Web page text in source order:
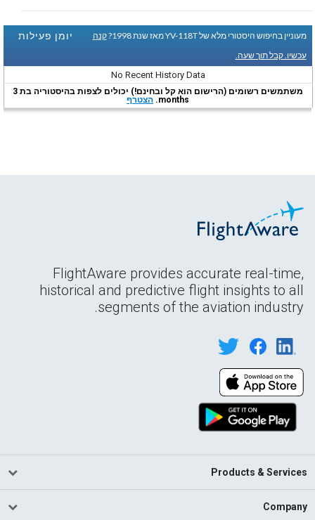
יומן פעילות מעוניין בחיפוש היסטורי מלא של YV-118T מאז שנת 1998?
קנה
עכשיו. קבל תוך שעה.
No Recent History Data
משתמשים רשומים (הרישום הוא קל ובחינם!) יכולים לצפות בהיסטוריה בת 3
months. הצטרף
FlightAware provides accurate real-time,
historical and predictive flight insights to all
segments of the aviation industry.
Products & Services
Company